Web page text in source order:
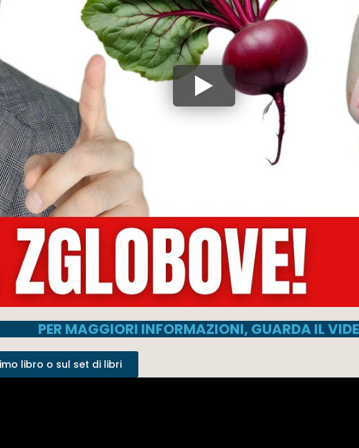
PER MAGGIORI INFORMAZIONI, GUARDA IL
libro o sul set di libri